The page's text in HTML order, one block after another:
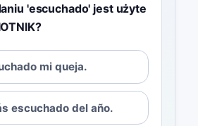
'escuchado' jest użyte
mi queja.
escuchado del año.